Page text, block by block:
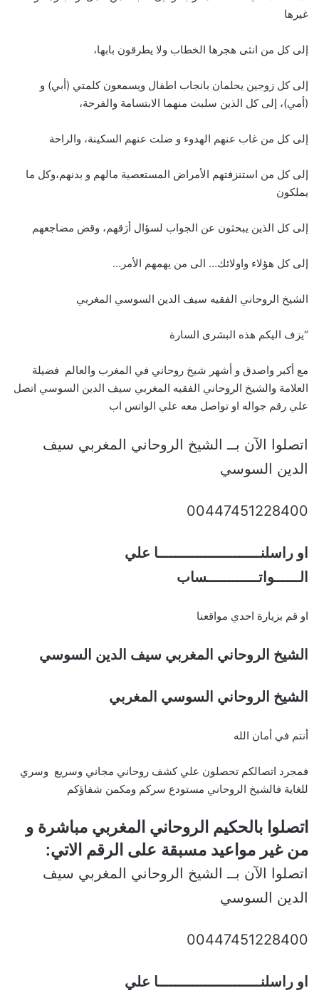
غيرها
إلى كل من انثى هجرها الخطاب ولا يطرقون بابها،
إلى كل زوجين يحلمان بانجاب اطفال ويسمعون كلمتي (أبي) و
(أمي)، إلى كل الذين سلبت منهما الابتسامة والفرحة،
إلى كل من غاب عنهم الهدوء و ضلت عنهم السكينة، والراحة
إلى كل من استنزفتهم الأمراض المستعصية مالهم و بدنهم،وكل ما
يملكون
إلى كل الذين يبحثون عن الجواب لسؤال أرَقهم، وقض مضاجعهم
إلى كل هؤلاء واولائك… الى من يهمهم الأمر…
الشيخ الروحاني الفقيه سيف الدين السوسي المغربي
“يزف اليكم هذه البشرى السارة
مع أكبر واصدق و أشهر شيخ روحاني في المغرب والعالم فضيلة
العلامة والشيخ الروحاني الفقيه المغربي سيف الدين السوسي اتصل
علي رقم جواله او تواصل معه علي الواتس اب
اتصلوا الآن بــ الشيخ الروحاني المغربي سيف
الدين السوسي
00447451228400
او راسلنــــــــــــــــــــــــا علي
الــــــواتــــــــــــساب
او قم بزيارة احدي مواقعنا
الشيخ الروحاني المغربي سيف الدين السوسي
الشيخ الروحاني السوسي المغربي
أنتم في أمان الله
فمجرد اتصالكم تحصلون علي كشف روحاني مجاني وسريع وسري
للغاية فالشيخ الروحاني مستودع سركم ومكمن شفاؤكم
اتصلوا بالحكيم الروحاني المغربي مباشرة و
من غير مواعيد مسبقة على الرقم الاتي:
اتصلوا الآن بــ الشيخ الروحاني المغربي سيف
الدين السوسي
00447451228400
او راسلنــــــــــــــــــــــــا علي